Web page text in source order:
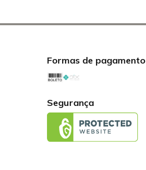
Formas de pagamento
Segurança